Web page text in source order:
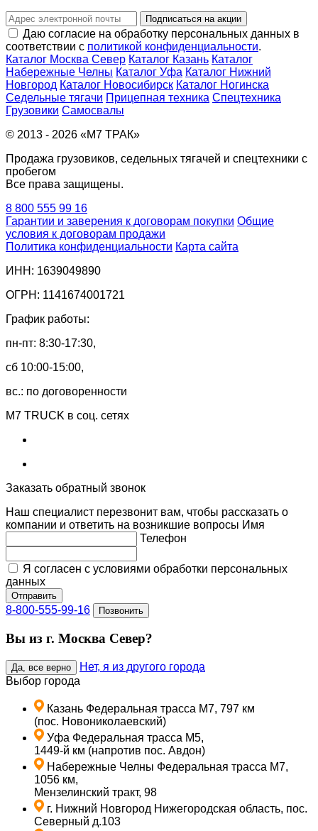
Подписаться на акции
Даю согласие на обработку персональных данных в
соответствии с политикой конфиденциальности.
Каталог Москва Север Каталог Казань Каталог
Набережные Челны Каталог Уфа Каталог Нижний
Новгород Каталог Новосибирск Каталог Ногинска
Седельные тягачи Прицепная техника Спецтехника
Грузовики Самосвалы
© 2013 - 2026 «М7 ТРАК»
Продажа грузовиков, седельных тягачей и спецтехники с
пробегом
Все права защищены.
8 800 555 99 16
Гарантии и заверения к договорам покупки Общие
условия к договорам продажи
Политика конфиденциальности Карта сайта
ИНН: 1639049890
ОГРН: 1141674001721
График работы:
пн-пт: 8:30-17:30,
сб 10:00-15:00,
вс.: по договоренности
M7 TRUCK в соц. сетях
Заказать обратный звонок
Наш специалист перезвонит вам, чтобы рассказать о
компании и ответить на возникшие вопросы Имя
Телефон
Я согласен с условиями обработки персональных
данных
Отправить
8-800-555-99-16 Позвонить
Вы из г. Москва Север?
Да, все верно
Нет, я из другого города
Выбор города
Казань Федеральная трасса М7, 797 км
(пос. Новониколаевский)
Уфа Федеральная трасса М5,
1449-й км (напротив пос. Авдон)
Набережные Челны Федеральная трасса М7,
1056 км,
Мензелинский тракт, 98
г. Нижний Новгород Нижегородская область, пос.
Северный д.103